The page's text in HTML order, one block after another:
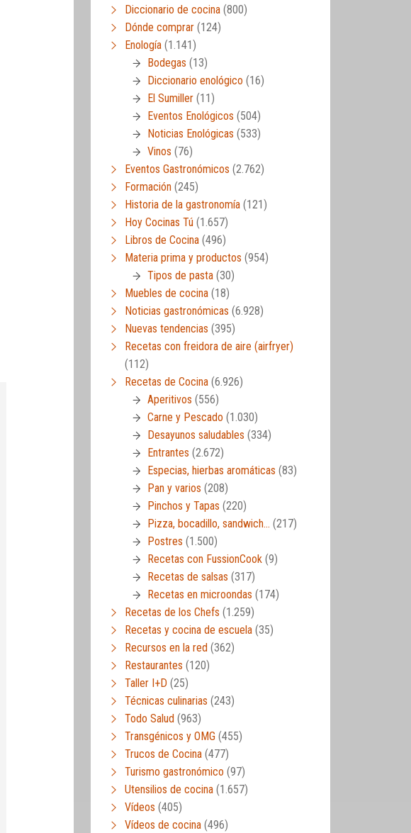
Diccionario de cocina (800)
Dónde comprar (124)
Enología (1.141)
Bodegas (13)
Diccionario enológico (16)
El Sumiller (11)
Eventos Enológicos (504)
Noticias Enológicas (533)
Vinos (76)
Eventos Gastronómicos (2.762)
Formación (245)
Historia de la gastronomía (121)
Hoy Cocinas Tú (1.657)
Libros de Cocina (496)
Materia prima y productos (954)
Tipos de pasta (30)
Muebles de cocina (18)
Noticias gastronómicas (6.928)
Nuevas tendencias (395)
Recetas con freidora de aire (airfryer)
(112)
Recetas de Cocina (6.926)
Aperitivos (556)
Carne y Pescado (1.030)
Desayunos saludables (334)
Entrantes (2.672)
Especias, hierbas aromáticas (83)
Pan y varios (208)
Pinchos y Tapas (220)
Pizza, bocadillo, sandwich… (217)
Postres (1.500)
Recetas con FussionCook (9)
Recetas de salsas (317)
Recetas en microondas (174)
Recetas de los Chefs (1.259)
Recetas y cocina de escuela (35)
Recursos en la red (362)
Restaurantes (120)
Taller I+D (25)
Técnicas culinarias (243)
Todo Salud (963)
Transgénicos y OMG (455)
Trucos de Cocina (477)
Turismo gastronómico (97)
Utensilios de cocina (1.657)
Vídeos (405)
Vídeos de cocina (496)